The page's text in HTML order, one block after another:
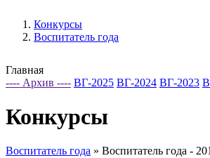
Конкурсы
Воспитатель года
Главная
---- Архив ---- ВГ-2025 ВГ-2024 ВГ-2023
Конкурсы
Воспитатель года » Воспитатель года -